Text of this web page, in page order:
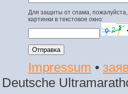
Для защиты от спама,
картинки в текстовое окно:
Impressum •